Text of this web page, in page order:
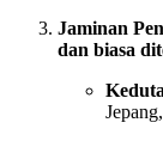
Jaminan
dan biasa